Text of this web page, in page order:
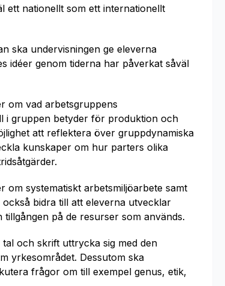
ett nationellt som ett internationellt
ska undervisningen ge eleverna
idéer genom tiderna har påverkat såväl
om vad arbetsgruppens
i gruppen betyder för produktion och
att reflektera över gruppdynamiska
kunskaper om hur parters olika
om systematiskt arbetsmiljöarbete samt
bidra till att eleverna utvecklar
på de resurser som används.
och skrift uttrycka sig med den
yrkesområdet. Dessutom ska
frågor om till exempel genus, etik,